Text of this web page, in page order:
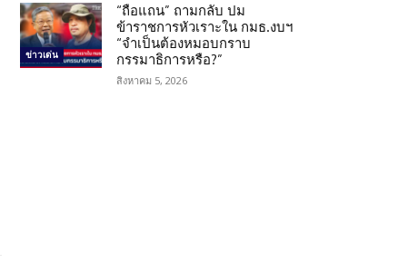
ข่าวเด่น
“ถือแถน” ถามกลับ ปม
ข้าราชการหัวเราะใน กมธ.งบฯ
“จำเป็นต้องหมอบกราบ
กรรมาธิการหรือ?”
สิงหาคม 5, 2026